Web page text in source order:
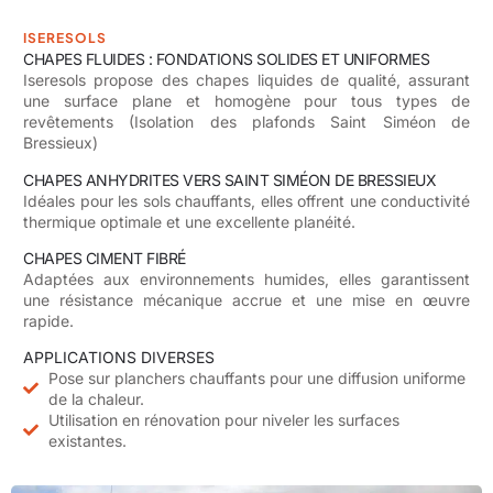
ISERESOLS
CHAPES FLUIDES : FONDATIONS SOLIDES ET UNIFORMES
Iseresols propose des chapes liquides de qualité, assurant
une surface plane et homogène pour tous types de
revêtements (Isolation des plafonds Saint Siméon de
Bressieux)
CHAPES ANHYDRITES VERS SAINT SIMÉON DE BRESSIEUX
Idéales pour les sols chauffants, elles offrent une conductivité
thermique optimale et une excellente planéité.
CHAPES CIMENT FIBRÉ
Adaptées aux environnements humides, elles garantissent
une résistance mécanique accrue et une mise en œuvre
rapide.
APPLICATIONS DIVERSES
Pose sur planchers chauffants pour une diffusion uniforme
de la chaleur.
Utilisation en rénovation pour niveler les surfaces
existantes.